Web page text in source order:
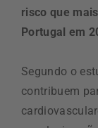
risco que
Portugal em
Segundo o
contribuem